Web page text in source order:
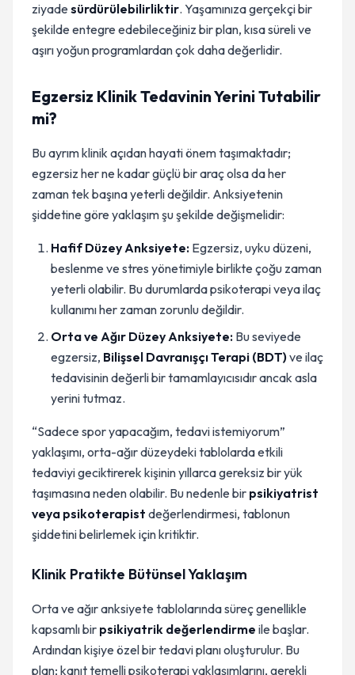
ziyade sürdürülebilirliktir. Yaşamınıza gerçekçi bir
şekilde entegre edebileceğiniz bir plan, kısa süreli ve
aşırı yoğun programlardan çok daha değerlidir.
Egzersiz Klinik Tedavinin Yerini Tutabilir
mi?
Bu ayrım klinik açıdan hayati önem taşımaktadır;
egzersiz her ne kadar güçlü bir araç olsa da her
zaman tek başına yeterli değildir. Anksiyetenin
şiddetine göre yaklaşım şu şekilde değişmelidir:
Hafif Düzey Anksiyete: Egzersiz, uyku düzeni,
beslenme ve stres yönetimiyle birlikte çoğu zaman
yeterli olabilir. Bu durumlarda psikoterapi veya ilaç
kullanımı her zaman zorunlu değildir.
Orta ve Ağır Düzey Anksiyete: Bu seviyede
egzersiz, Bilişsel Davranışçı Terapi (BDT)ve ilaç
tedavisinin değerli bir tamamlayıcısıdır ancak asla
yerini tutmaz.
“Sadece spor yapacağım, tedavi istemiyorum”
yaklaşımı, orta-ağır düzeydeki tablolarda etkili
tedaviyi geciktirerek kişinin yıllarca gereksiz bir yük
taşımasına neden olabilir. Bu nedenle bir psikiyatrist
veya psikoterapist değerlendirmesi, tablonun
şiddetini belirlemek için kritiktir.
Klinik Pratikte Bütünsel Yaklaşım
Orta ve ağır anksiyete tablolarında süreç genellikle
kapsamlı bir psikiyatrik değerlendirme ile başlar.
Ardından kişiye özel bir tedavi planı oluşturulur. Bu
plan; kanıt temelli psikoterapi yaklaşımlarını, gerekli